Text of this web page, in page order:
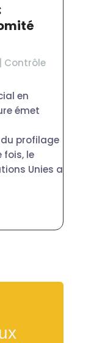
| Contrôle
en
émet
profilage
fois, le
Unies a